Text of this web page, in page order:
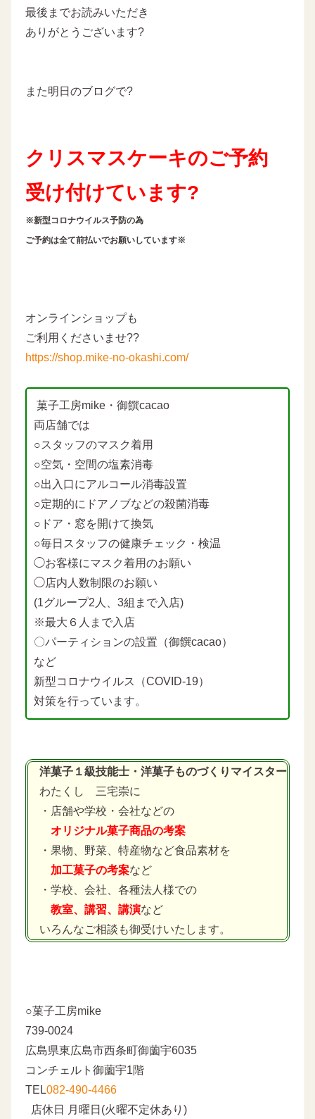
最後までお読みいただき
ありがとうございます?
また明日のブログで?
クリスマスケーキのご予約
受け付けています?
※新型コロナウイルス予防の為
ご予約は全て前払いでお願いしています※
オンラインショップも
ご利用くださいませ??
https://shop.mike-no-okashi.com/
菓子工房mike・御饌cacao
両店舗では
○スタッフのマスク着用
○空気・空間の塩素消毒
○出入口にアルコール消毒設置
○定期的にドアノブなどの殺菌消毒
○ドア・窓を開けて換気
○毎日スタッフの健康チェック・検温
◯お客様にマスク着用のお願い
◯店内人数制限のお願い
(1グループ2人、3組まで入店)
※最大６人まで入店
〇パーティションの設置（御饌cacao）
など
新型コロナウイルス（COVID-19）
対策を行っています。
洋菓子１級技能士・洋菓子ものづくりマイスター
わたくし 三宅崇に
・店舗や学校・会社などの
オリジナル菓子商品の考案
・果物、野菜、特産物など食品素材を
加工菓子の考案など
・学校、会社、各種法人様での
教室、講習、講演など
いろんなご相談も御受けいたします。
○菓子工房mike
739-0024
広島県東広島市西条町御薗宇6035
コンチェルト御薗宇1階
TEL082-490-4466
店休日 月曜日(火曜不定休あり)